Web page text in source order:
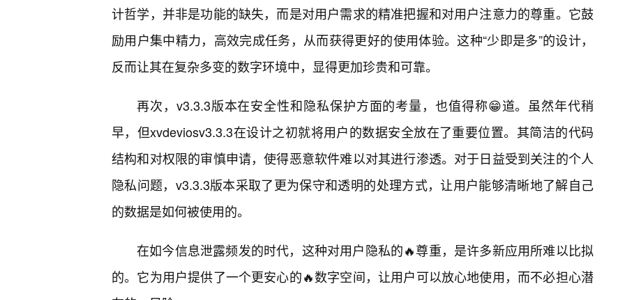
计哲学，并非是功能的缺失，而是对用户需求的精准把握和对用户注意力的尊重。它鼓
励用户集中精力，高效完成任务，从而获得更好的使用体验。这种“少即是多”的设计，
反而让其在复杂多变的数字环境中，显得更加珍贵和可靠。
再次，v3.3.3版本在安全性和隐私保护方面的考量，也值得称😁道。虽然年代稍
早，但xvdeviosv3.3.3在设计之初就将用户的数据安全放在了重要位置。其简洁的代码
结构和对权限的审慎申请，使得恶意软件难以对其进行渗透。对于日益受到关注的个人
隐私问题，v3.3.3版本采取了更为保守和透明的处理方式，让用户能够清晰地了解自己
的数据是如何被使用的。
在如今信息泄露频发的时代，这种对用户隐私的🔥尊重，是许多新应用所难以比拟
的。它为用户提供了一个更安心的🔥数字空间，让用户可以放心地使用，而不必担心潜